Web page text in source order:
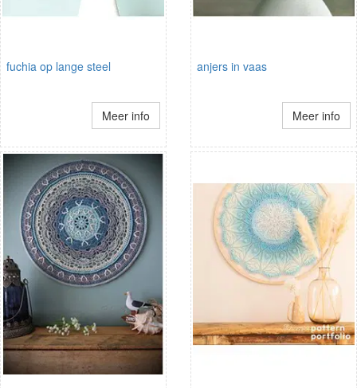
fuchia op lange steel
Meer info
anjers in vaas
Meer info